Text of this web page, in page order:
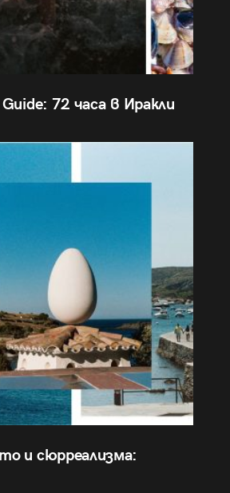
72 часа в Иракли
и сюрреализма: